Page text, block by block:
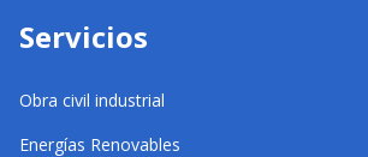
Servicios
Obra civil industrial
Energías Renovables